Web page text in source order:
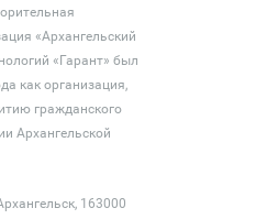
«Архангельский
«Гарант» был
как организация,
гражданского
Архангельской
163000